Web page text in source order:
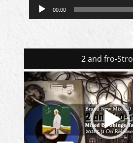
00:00
2 and fro-
動
画
プ
レ
ー
ヤ
ー